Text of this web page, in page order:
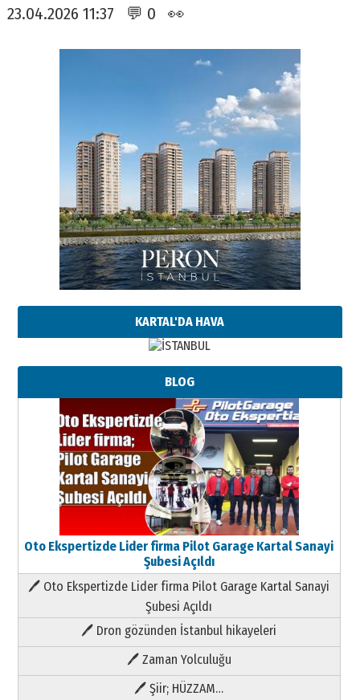
23.04.2026 11:37 💬 0 👀
KARTAL'DA HAVA
BLOG
Oto Ekspertizde Lider firma Pilot Garage Kartal Sanayi
Şubesi Açıldı
🖊 Oto Ekspertizde Lider firma Pilot Garage Kartal Sanayi
Şubesi Açıldı
🖊 Dron gözünden İstanbul hikayeleri
🖊 Zaman Yolculuğu
🖊 Şiir; HÜZZAM…